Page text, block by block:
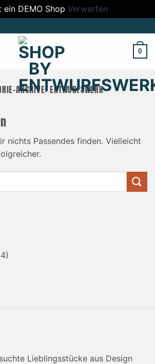
ein DEMO Shop Verwerfen
0
ARCHIVE:ENTWURFSWERK
nichts Passendes finden. Vielleicht
Lieblingsstücke aus Design